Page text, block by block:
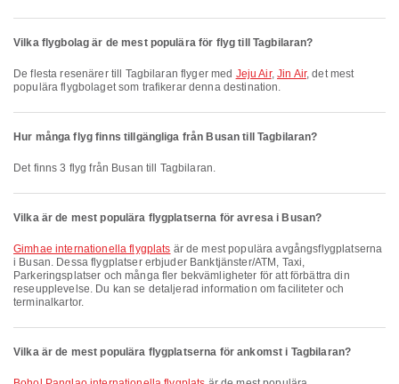
Vilka flygbolag är de mest populära för flyg till Tagbilaran?
De flesta resenärer till Tagbilaran flyger med Jeju Air, Jin Air, det mest
populära flygbolaget som trafikerar denna destination.
Hur många flyg finns tillgängliga från Busan till Tagbilaran?
Det finns 3 flyg från Busan till Tagbilaran.
Vilka är de mest populära flygplatserna för avresa i Busan?
Gimhae internationella flygplats är de mest populära avgångsflygplatserna
i Busan. Dessa flygplatser erbjuder Banktjänster/ATM, Taxi,
Parkeringsplatser och många fler bekvämligheter för att förbättra din
reseupplevelse. Du kan se detaljerad information om faciliteter och
terminalkartor.
Vilka är de mest populära flygplatserna för ankomst i Tagbilaran?